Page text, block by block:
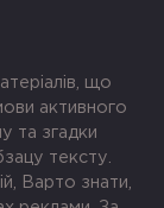
що
активного
та згадки
тексту.
Варто знати,